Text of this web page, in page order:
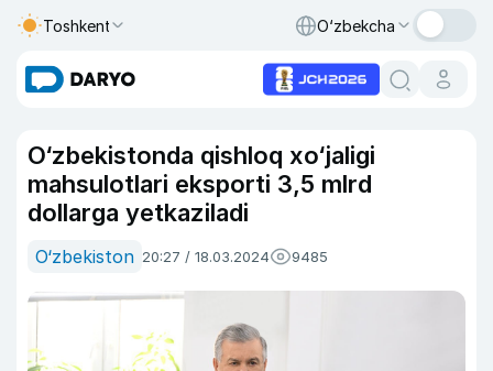
Toshkent O‘zbekcha
O‘zbekistonda qishloq xo‘jaligi
mahsulotlari eksporti 3,5 mlrd
dollarga yetkaziladi
O‘zbekiston 20:27 / 18.03.2024 9485